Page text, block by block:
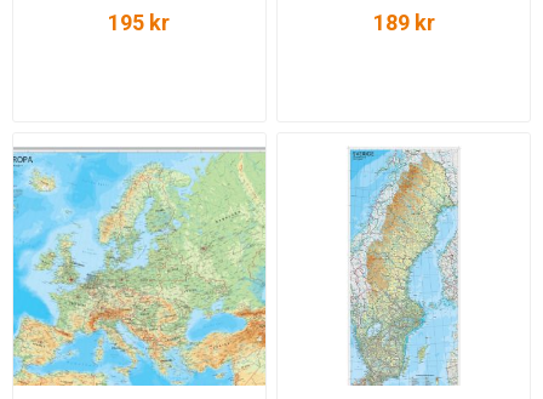
195 kr 189 kr